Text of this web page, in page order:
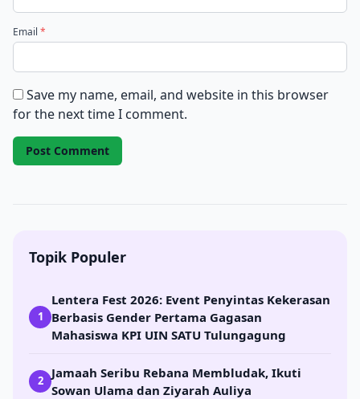
Email *
Save my name, email, and website in this browser
for the next time I comment.
Topik Populer
1
Lentera Fest 2026: Event Penyintas Kekerasan
Berbasis Gender Pertama Gagasan
Mahasiswa KPI UIN SATU Tulungagung
2
Jamaah Seribu Rebana Membludak, Ikuti
Sowan Ulama dan Ziyarah Auliya